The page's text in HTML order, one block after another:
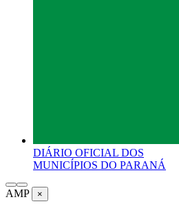
DIÁRIO OFICIAL DOS
MUNICÍPIOS DO PARANÁ
AMP ×